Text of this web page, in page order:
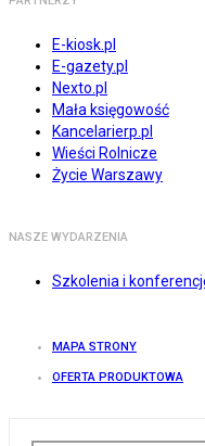
E-kiosk.pl
E-gazety.pl
Nexto.pl
Mała księgowość
Kancelarierp.pl
Wieści Rolnicze
Życie Warszawy
NASZE WYDARZENIA
Szkolenia i
MAPA STRONY
OFERTA PRODUKTOWA